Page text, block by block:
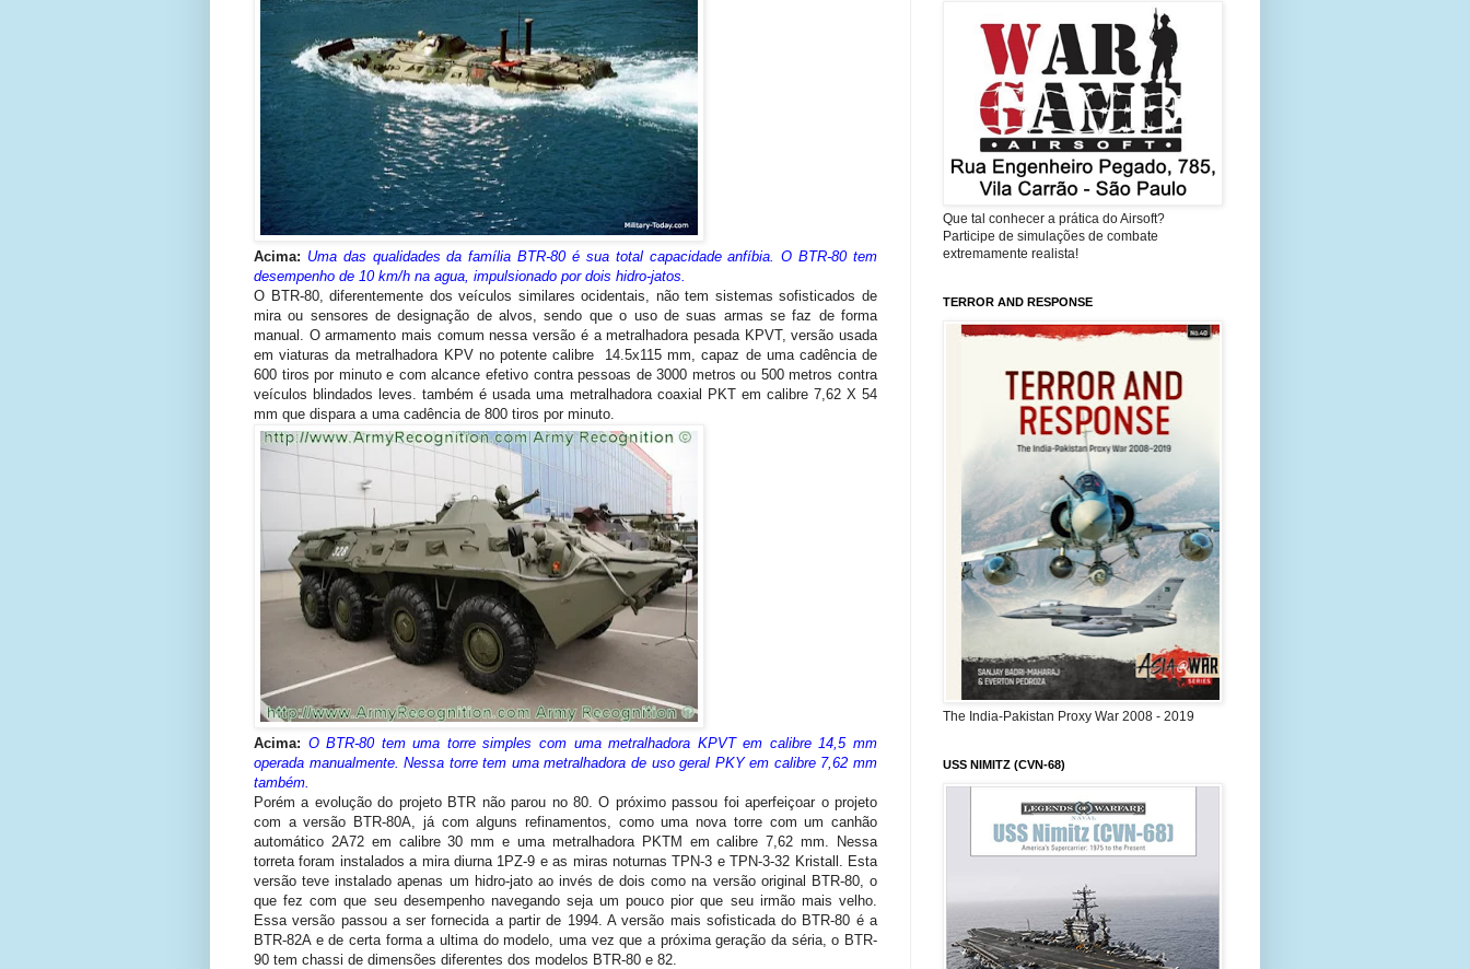
Acima: Uma das qualidades da família BTR-80 é sua total capacidade anfíbia. O BTR-80 tem
desempenho de 10 km/h na agua, impulsionado por dois hidro-jatos.
O BTR-80, diferentemente dos veículos similares ocidentais, não tem sistemas sofisticados de
mira ou sensores de designação de alvos, sendo que o uso de suas armas se faz de forma
manual. O armamento mais comum nessa versão é a metralhadora pesada KPVT, versão usada
em viaturas da metralhadora KPV no potente calibre 14.5x115 mm, capaz de uma cadência de
600 tiros por minuto e com alcance efetivo contra pessoas de 3000 metros ou 500 metros contra
veículos blindados leves. também é usada uma metralhadora coaxial PKT em calibre 7,62 X 54
mm que dispara a uma cadência de 800 tiros por minuto.
Acima: O BTR-80 tem uma torre simples com uma metralhadora KPVT em calibre 14,5 mm
operada manualmente. Nessa torre tem uma metralhadora de uso geral PKY em calibre 7,62 mm
também.
Porém a evolução do projeto BTR não parou no 80. O próximo passou foi aperfeiçoar o projeto
com a versão BTR-80A, já com alguns refinamentos, como uma nova torre com um canhão
automático 2A72 em calibre 30 mm e uma metralhadora PKTM em calibre 7,62 mm. Nessa
torreta foram instalados a mira diurna 1PZ-9 e as miras noturnas TPN-3 e TPN-3-32 Kristall. Esta
versão teve instalado apenas um hidro-jato ao invés de dois como na versão original BTR-80, o
que fez com que seu desempenho navegando seja um pouco pior que seu irmão mais velho.
Essa versão passou a ser fornecida a partir de 1994. A versão mais sofisticada do BTR-80 é a
BTR-82A e de certa forma a ultima do modelo, uma vez que a próxima geração da séria, o BTR-
90 tem chassi de dimensões diferentes dos modelos BTR-80 e 82.
Que tal conhecer a prática do Airsoft?
Participe de simulações de combate
extremamente realista!
TERROR AND RESPONSE
The India-Pakistan Proxy War 2008 - 2019
USS NIMITZ (CVN-68)